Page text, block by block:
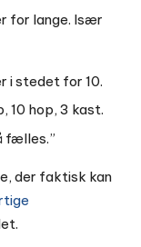
for lange. Især
i stedet for 10.
10 hop, 3 kast.
fælles.”
der faktisk kan